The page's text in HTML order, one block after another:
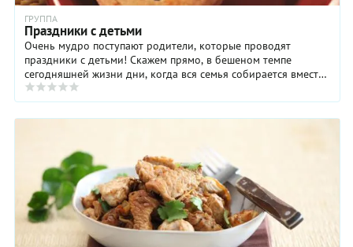
ГРУППА
Праздники с детьми
Очень мудро поступают родители, которые проводят
праздники с детьми! Скажем прямо, в бешеном темпе
сегодняшней жизни дни, когда вся семья собирается вместе
за общим столом, стали почти роскошью. ...